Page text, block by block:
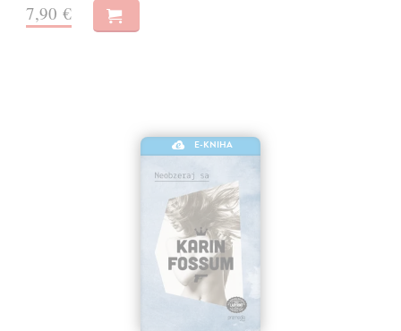
7,90 €
E-KNIHA